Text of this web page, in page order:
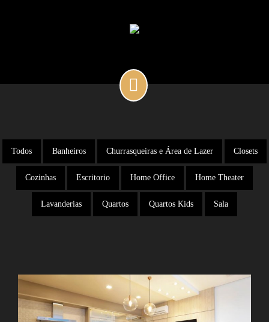
Todos Banheiros Churrasqueiras e Área de Lazer Closets
Cozinhas Escritorio Home Office Home Theater
Lavanderias Quartos Quartos Kids Sala